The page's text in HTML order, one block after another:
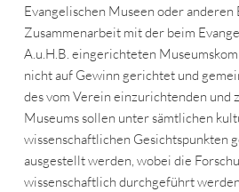
Evangelischen Museen oder
Zusammenarbeit mit der beim
A.u.H.B. eingerichteten
nicht auf Gewinn gerichtet und
des vom Verein einzurichtenden und
Museums sollen unter sämtlichen
wissenschaftlichen Gesichtspunkten
ausgestellt werden, wobei die
wissenschaftlich durchgeführt